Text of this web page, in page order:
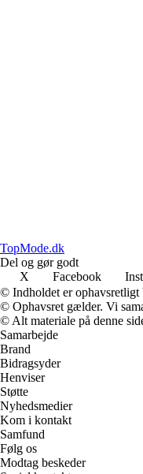
TopMode.dk
Del og gør godt
X
Facebook
© Indholdet er ophavsretligt
© Ophavsret gælder. Vi
© Alt materiale på denne
Samarbejde
Brand
Bidragsyder
Henviser
Støtte
Nyhedsmedier
Kom i kontakt
Samfund
Følg os
Modtag beskeder